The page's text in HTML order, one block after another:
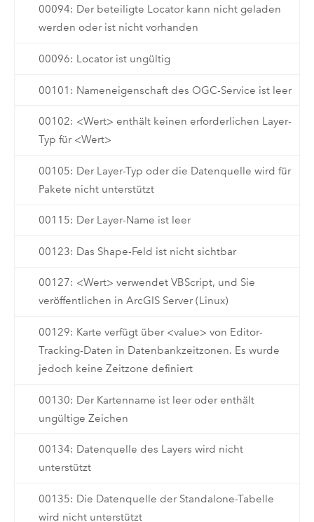
00094: Der beteiligte Locator kann nicht geladen
werden oder ist nicht vorhanden
00096: Locator ist ungültig
00101: Nameneigenschaft des OGC-Service ist leer
00102: <Wert> enthält keinen erforderlichen Layer-
Typ für <Wert>
00105: Der Layer-Typ oder die Datenquelle wird für
Pakete nicht unterstützt
00115: Der Layer-Name ist leer
00123: Das Shape-Feld ist nicht sichtbar
00127: <Wert> verwendet VBScript, und Sie
veröffentlichen in ArcGIS Server (Linux)
00129: Karte verfügt über <value> von Editor-
Tracking-Daten in Datenbankzeitzonen. Es wurde
jedoch keine Zeitzone definiert
00130: Der Kartenname ist leer oder enthält
ungültige Zeichen
00134: Datenquelle des Layers wird nicht
unterstützt
00135: Die Datenquelle der Standalone-Tabelle
wird nicht unterstützt